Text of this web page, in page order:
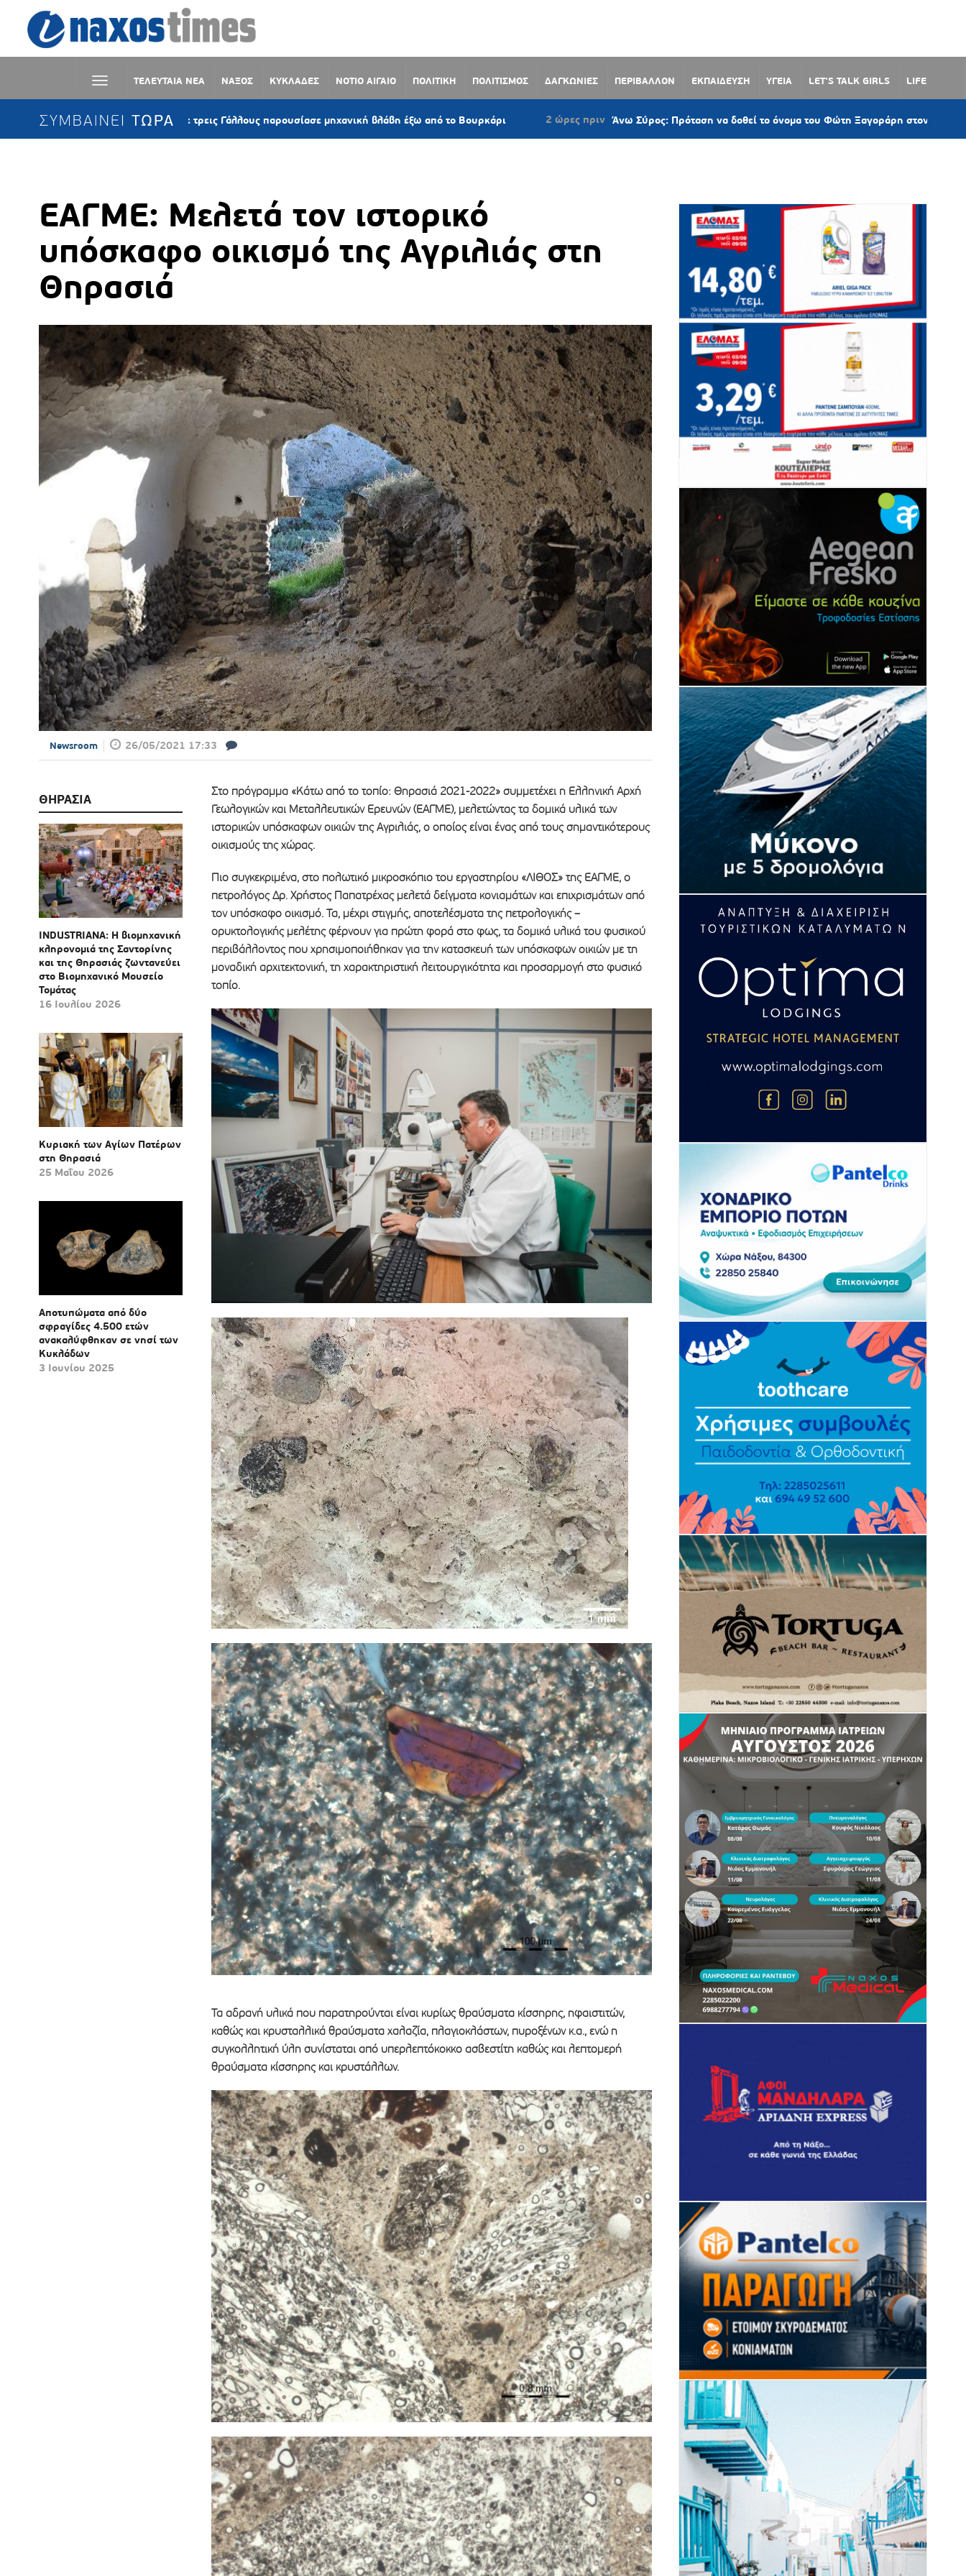
ΤΕΛΕΥΤΑΙΑ ΝΕΑ ΝΑΞΟΣ ΚΥΚΛΑΔΕΣ ΝΟΤΙΟ ΑΙΓΑΙΟ ΠΟΛΙΤΙΚΗ ΠΟΛΙΤΙΣΜΟΣ ΔΑΓΚΩΝΙΕΣ ΠΕΡΙΒΑΛΛΟΝ ΕΚΠΑΙΔΕΥΣΗ ΥΓΕΙΑ LET’S TALK GIRLS LIFE
ΣΥΜΒΑΙΝΕΙ ΤΩΡΑ
Κέα: Ιστιοφόρο με τρεις Γάλλους παρουσίασε μηχανική βλάβη έξω από το Βουρκάρι 2 ώρες πριν Άνω Σύρος: Πρόταση να δοθεί το όνομα του Φώτη Ξαγοράρη στον παραλιακό δρόμο
ΕΑΓΜΕ: Μελετά τον ιστορικό
υπόσκαφο οικισμό της Αγριλιάς στη
Θηρασιά
Newsroom 26/05/2021 17:33
ΘΗΡΑΣΙΑ
INDUSTRIANA: Η βιομηχανική
κληρονομιά της Σαντορίνης
και της Θηρασιάς ζωντανεύει
στο Βιομηχανικό Μουσείο
Τομάτας
16 Ιουλίου 2026
Κυριακή των Αγίων Πατέρων
στη Θηρασιά
25 Μαΐου 2026
Αποτυπώματα από δύο
σφραγίδες 4.500 ετών
ανακαλύφθηκαν σε νησί των
Κυκλάδων
3 Ιουνίου 2025
Στο πρόγραμμα «Κάτω από το τοπίο: Θηρασιά 2021-2022» συμμετέχει η Ελληνική Αρχή
Γεωλογικών και Μεταλλευτικών Ερευνών (ΕΑΓΜΕ), μελετώντας τα δομικά υλικά των
ιστορικών υπόσκαφων οικιών της Αγριλιάς, ο οποίος είναι ένας από τους σημαντικότερους
οικισμούς της χώρας.
Πιο συγκεκριμένα, στο πολωτικό μικροσκόπιο του εργαστηρίου «ΛΙΘΟΣ» της ΕΑΓΜΕ, ο
πετρολόγος Δρ. Χρήστος Παπατρέχας μελετά δείγματα κονιαμάτων και επιχρισμάτων από
τον υπόσκαφο οικισμό. Τα, μέχρι στιγμής, αποτελέσματα της πετρολογικής –
ορυκτολογικής μελέτης φέρνουν για πρώτη φορά στο φως, τα δομικά υλικά του φυσικού
περιβάλλοντος που χρησιμοποιήθηκαν για την κατασκευή των υπόσκαφων οικιών με τη
μοναδική αρχιτεκτονική, τη χαρακτηριστική λειτουργικότητα και προσαρμογή στο φυσικό
τοπίο.
Τα αδρανή υλικά που παρατηρούνται είναι κυρίως θραύσματα κίσσηρης, ηφαιστιτών,
καθώς και κρυσταλλικά θραύσματα χαλαζία, πλαγιοκλάστων, πυροξένων κ.α., ενώ η
συγκολλητική ύλη συνίσταται από υπερλεπτόκοκκο ασβεστίτη καθώς και λεπτομερή
θραύσματα κίσσηρης και κρυστάλλων.